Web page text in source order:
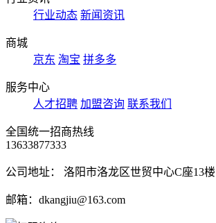
行业动态 新闻资讯
商城
京东 淘宝 拼多多
服务中心
人才招聘 加盟咨询 联系我们
全国统一招商热线
13633877333
公司地址： 洛阳市洛龙区世贸中心C座13楼
邮箱：dkangjiu@163.com